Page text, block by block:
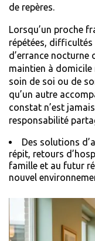
de repères.
Lorsqu’un proche
répétées, difficultés
d’errance nocturne
maintien à domicile
soin de soi ou de
qu’un autre
constat n’est
responsabilité
Des solutions
répit, retours
famille et au futur
nouvel